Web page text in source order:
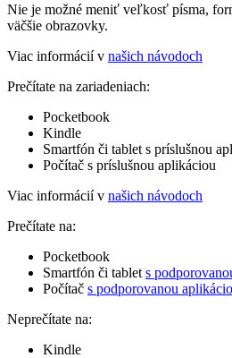
Nie je možné meniť veľkosť písma,
väčšie obrazovky.
Viac informácií v našich návodoch
Prečítate na zariadeniach:
Pocketbook
Kindle
Smartfón či tablet s príslušnou
Počítač s príslušnou aplikáciou
Viac informácií v našich návodoch
Prečítate na:
Pocketbook
Smartfón či tablet s
Počítač s podporovanou
Neprečítate na:
Kindle